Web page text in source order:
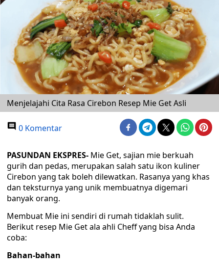
Menjelajahi Cita Rasa Cirebon Resep Mie Get Asli
0 Komentar
PASUNDAN EKSPRES- Mie Get, sajian mie berkuah
gurih dan pedas, merupakan salah satu ikon kuliner
Cirebon yang tak boleh dilewatkan. Rasanya yang khas
dan teksturnya yang unik membuatnya digemari
banyak orang.
Membuat Mie ini sendiri di rumah tidaklah sulit.
Berikut resep Mie Get ala ahli Cheff yang bisa Anda
coba:
Bahan-bahan